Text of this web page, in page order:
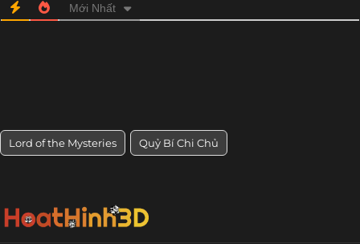
Mới Nhất
Lord of the Mysteries Quỷ Bí Chi Chủ